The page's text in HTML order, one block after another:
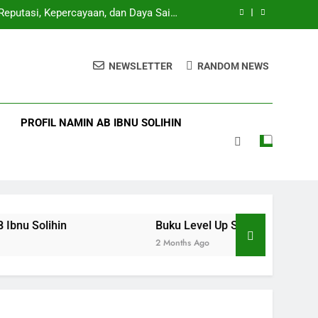
Kepercayaan, dan Daya Saing
13 Tahun Namin AB Ibnu Solihin
NEWSLETTER RANDOM NEWS
PROFIL NAMIN AB IBNU SOLIHIN
Buku Level Up School Branding:
2 Months Ago